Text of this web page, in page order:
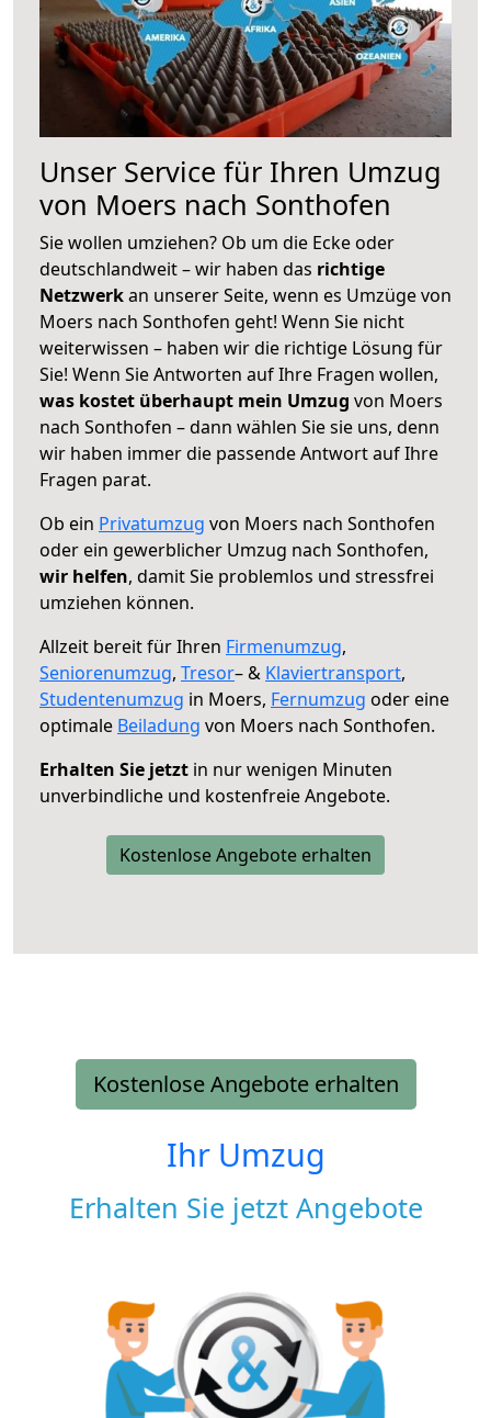
Unser Service für Ihren Umzug
von Moers nach Sonthofen
Sie wollen umziehen? Ob um die Ecke oder
deutschlandweit – wir haben das richtige
Netzwerkan unserer Seite, wenn es Umzüge von
Moers nach Sonthofen geht! Wenn Sie nicht
weiterwissen – haben wir die richtige Lösung für
Sie! Wenn Sie Antworten auf Ihre Fragen wollen,
was kostet überhaupt mein Umzug von Moers
nach Sonthofen – dann wählen Sie sie uns, denn
wir haben immer die passende Antwort auf Ihre
Fragen parat.
Ob ein Privatumzug von Moers nach Sonthofen
oder ein gewerblicher Umzug nach Sonthofen,
wir helfen, damit Sie problemlos und stressfrei
umziehen können.
Allzeit bereit für Ihren Firmenumzug,
Seniorenumzug, Tresor– & Klaviertransport,
Studentenumzug in Moers, Fernumzug oder eine
optimale Beiladung von Moers nach Sonthofen.
Erhalten Sie jetzt in nur wenigen Minuten
unverbindliche und kostenfreie Angebote.
Kostenlose Angebote erhalten
Kostenlose Angebote erhalten
Ihr Umzug
Erhalten Sie jetzt Angebote